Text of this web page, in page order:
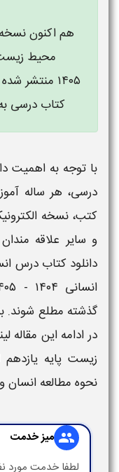
هم اکنون
محیط
۱۴۰۵ منتشر
کتاب درسی
با توجه به اهمیت
درسی، هر ساله
کتب، نسخه
و سایر علاقه
دانلود کتاب درس
انسانی ۱۴۰۴ - ۱۴۰۵
گذشته مطلع شوند.
در ادامه این مقاله
زیست پایه یازدهم
نحوه مطالعه انسان
group میز خدمت
لطفا خدمت مورد